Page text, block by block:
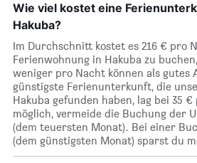
Wie viel kostet eine
Hakuba?
Im Durchschnitt kostet es 216 € pro
Ferienwohnung in Hakuba zu
weniger pro Nacht können als gutes
günstigste Ferienunterkunft, die
Hakuba gefunden haben, lag bei 35
möglich, vermeide die Buchung der
(dem teuersten Monat). Bei einer
(dem günstigsten Monat) sparst du